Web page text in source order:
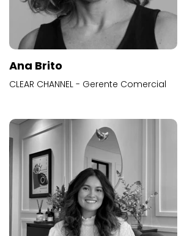
Ana Brito
CLEAR CHANNEL - Gerente Comercial